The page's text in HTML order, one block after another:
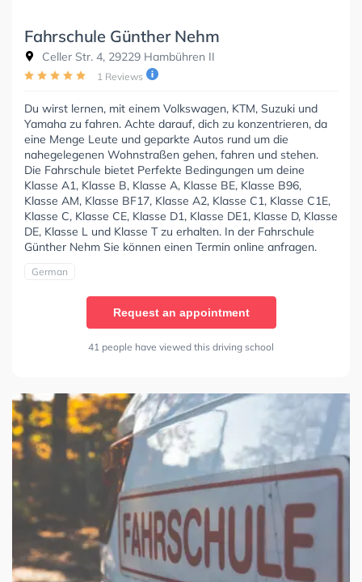
Fahrschule Günther Nehm
Celler Str. 4, 29229 Hambühren II
1 Reviews
Du wirst lernen, mit einem Volkswagen, KTM, Suzuki und
Yamaha zu fahren. Achte darauf, dich zu konzentrieren, da
eine Menge Leute und geparkte Autos rund um die
nahegelegenen Wohnstraßen gehen, fahren und stehen.
Die Fahrschule bietet Perfekte Bedingungen um deine
Klasse A1, Klasse B, Klasse A, Klasse BE, Klasse B96,
Klasse AM, Klasse BF17, Klasse A2, Klasse C1, Klasse C1E,
Klasse C, Klasse CE, Klasse D1, Klasse DE1, Klasse D, Klasse
DE, Klasse L und Klasse T zu erhalten. In der Fahrschule
Günther Nehm Sie können einen Termin online anfragen.
German
Request an appointment
41 people have viewed this driving school